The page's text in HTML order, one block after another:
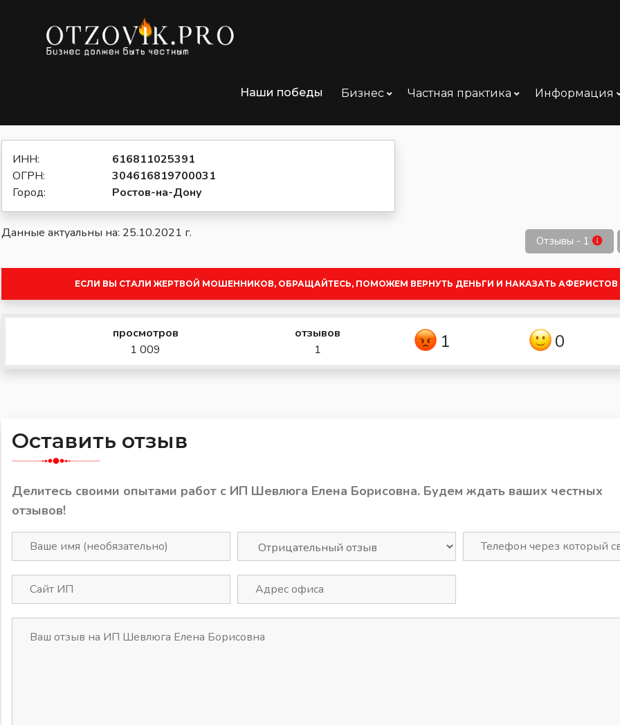
Наши победы Бизнес Частная практика Информация
ИНН:
616811025391
ОГРН:
304616819700031
Город:
Ростов-на-Дону
Данные актуальны на: 25.10.2021 г.
Отзывы - 1
ЕСЛИ ВЫ СТАЛИ ЖЕРТВОЙ МОШЕННИКОВ, ОБРАЩАЙТЕСЬ, ПОМОЖЕМ ВЕРНУТЬ ДЕНЬГИ И НАКАЗАТЬ АФЕРИСТОВ
просмотров
1 009
отзывов
1
1 0
Оставить отзыв
Делитесь своими опытами работ с ИП Шевлюга Елена Борисовна. Будем ждать ваших честных
отзывов!